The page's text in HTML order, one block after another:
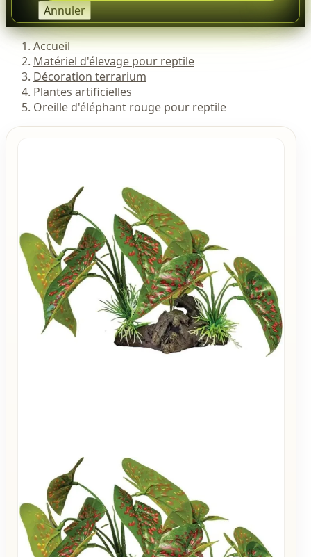
Annuler
Accueil
Matériel d'élevage pour reptile
Décoration terrarium
Plantes artificielles
Oreille d'éléphant rouge pour reptile